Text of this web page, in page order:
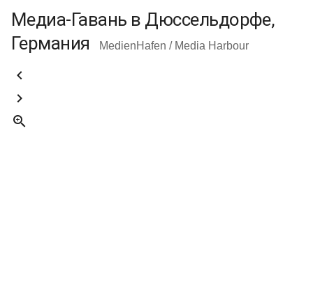
Медиа-Гавань в Дюссельдорфе,
Германия
MedienHafen / Media Harbour


